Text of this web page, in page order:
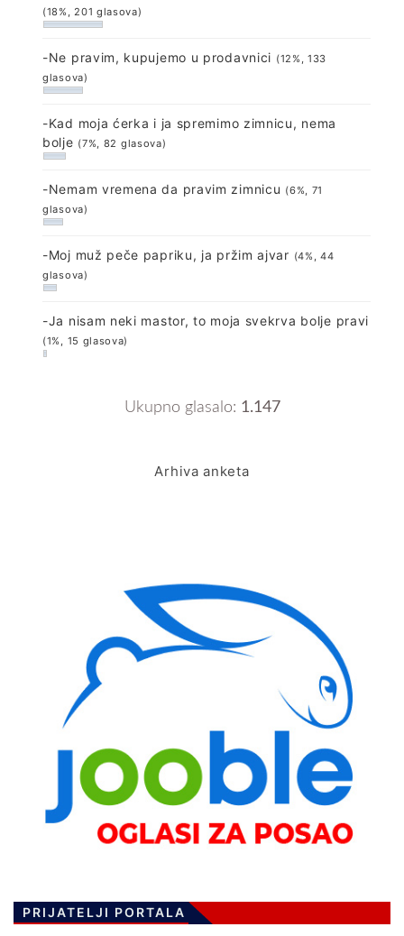
(18%, 201 glasova)
-Ne pravim, kupujemo u prodavnici (12%, 133
glasova)
-Kad moja ćerka i ja spremimo zimnicu, nema
bolje (7%, 82 glasova)
-Nemam vremena da pravim zimnicu (6%, 71
glasova)
-Moj muž peče papriku, ja pržim ajvar (4%, 44
glasova)
-Ja nisam neki mastor, to moja svekrva bolje pravi
(1%, 15 glasova)
Ukupno glasalo: 1.147
Arhiva anketa
PRIJATELJI PORTALA